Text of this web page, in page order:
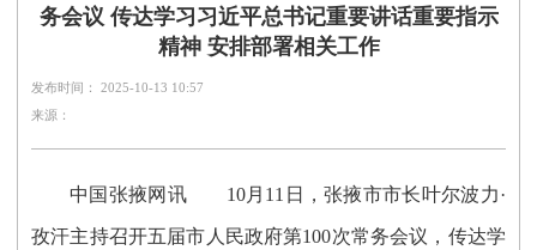
务会议 传达学习习近平总书记重要讲话重要指示
精神 安排部署相关工作
发布时间： 2025-10-13 10:57
来源：
中国张掖网讯 10月11日，张掖市市长叶尔波力·
孜汗主持召开五届市人民政府第100次常务会议，传达学